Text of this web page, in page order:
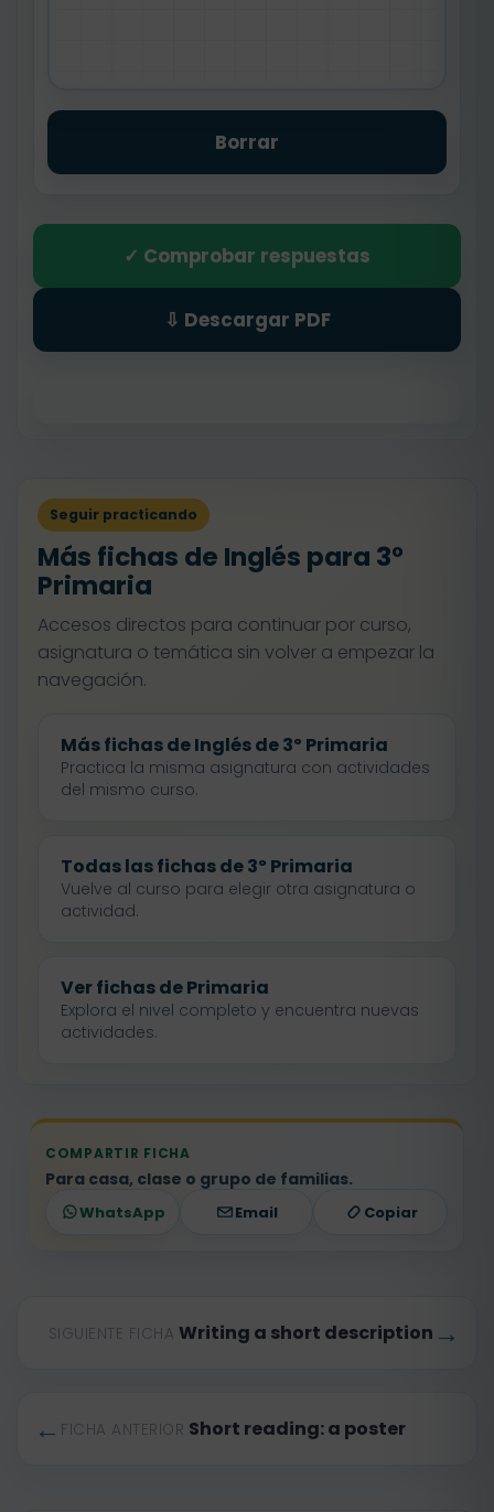
Borrar
✓ Comprobar respuestas
⇩ Descargar PDF
Seguir practicando
Más fichas de Inglés para 3º
Primaria
Accesos directos para continuar por curso,
asignatura o temática sin volver a empezar la
navegación.
Más fichas de Inglés de 3º Primaria
Practica la misma asignatura con actividades
del mismo curso.
Todas las fichas de 3º Primaria
Vuelve al curso para elegir otra asignatura o
actividad.
Ver fichas de Primaria
Explora el nivel completo y encuentra nuevas
actividades.
COMPARTIR FICHA
Para casa, clase o grupo de familias.
WhatsApp Email Copiar
← FICHA ANTERIOR Short reading: a poster
SIGUIENTE FICHA Writing a short description →